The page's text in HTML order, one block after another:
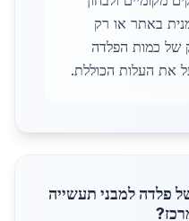
באתר או רק
של כמות הפלדה
את העלות הכוללת.
פלדה למבני תעשייה